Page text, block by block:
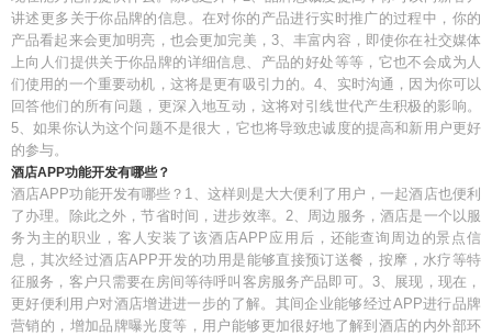
讲述更多关于你品牌的信息。在对你的产品进行实时推广的过程中，你的
产品看起来会更加明亮，也会更加完美，3、丰富内容，即使你在社交媒体
上向人们提供关于你品牌的详细信息、产品的好处等等，它也不会成为人
们使用的一个重要动机，这将是更有吸引力的。4、实时沟通，因为你可以
回答他们的所有问题，更深入地互动，这将对引线世代产生积极的影响。
5、如果你认为这个问题不是很大，它也将导致忠诚度的提高和新用户更好
的参与。
酒店APP功能开发有哪些？
酒店APP功能开发有哪些？1、这样则是大大便利了用户，一起酒店也便利
了办理。除此之外，节省时间，进步效率。2、周边服务，酒店是一个以服
务为主的职业，客人安装了该酒店APP应用后，还能查询周边的景点信
息，其次经过酒店APP开发的功用是能够直接预订送餐，按摩，水疗等特
征服务，客户只需要在房间等待呼叫客房服务产品即可。3、展现，现在，
更好便利用户对酒店增进进一步的了解。其间企业能够经过APP进行品牌
营销的，增加品牌曝光度等，用户能够更加很好地了解到酒店的内外部环